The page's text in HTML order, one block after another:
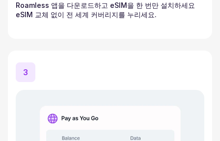
Roamless 앱을 다운로드하고 eSIM을 한 번만 설치하세요
eSIM 교체 없이 전 세계 커버리지를 누리세요.
3